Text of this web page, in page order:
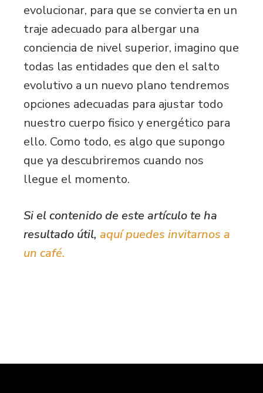
evolucionar, para que se convierta en un
traje adecuado para albergar una
conciencia de nivel superior, imagino que
todas las entidades que den el salto
evolutivo a un nuevo plano tendremos
opciones adecuadas para ajustar todo
nuestro cuerpo fisico y energético para
ello. Como todo, es algo que supongo
que ya descubriremos cuando nos
llegue el momento.
Si el contenido de este artículo te ha
resultado útil, aquí puedes invitarnos a
un café.